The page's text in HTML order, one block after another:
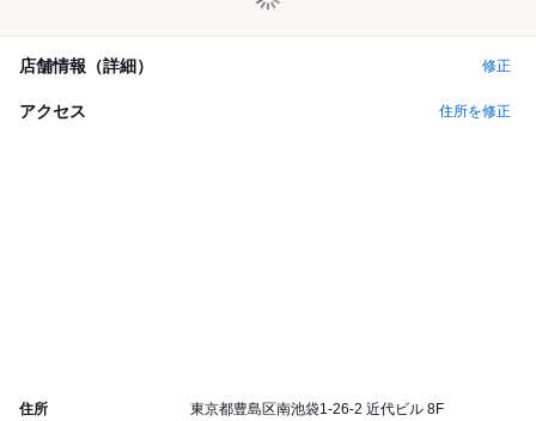
店舗情報（詳細） 修正
アクセス 住所を修正
住所 東京都豊島区南池袋1-26-2 近代ビル 8F